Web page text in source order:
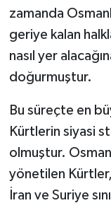
zamanda
geriye kalan
nasıl yer
doğurmuştur.
Bu süreçte en
Kürtlerin siyasi
olmuştur.
yönetilen
İran ve Suriye